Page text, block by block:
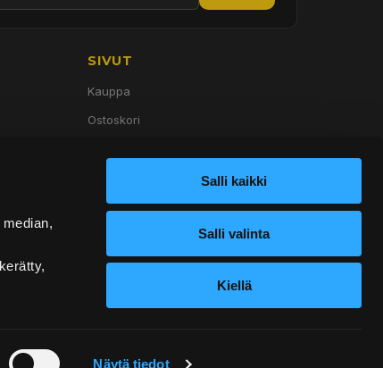
Näytä tiedot
Salli kaikki
Salli valinta
Kiellä
SIVUT
Kauppa
Ostoskori
Yhteystiedot